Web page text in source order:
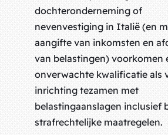
dochteronderneming of
nevenvestiging in Italië (en
aangifte van inkomsten en
van belastingen) voorkomen
onverwachte kwalificatie als
inrichting tezamen met
belastingaanslagen inclusief
strafrechtelijke maatregelen.